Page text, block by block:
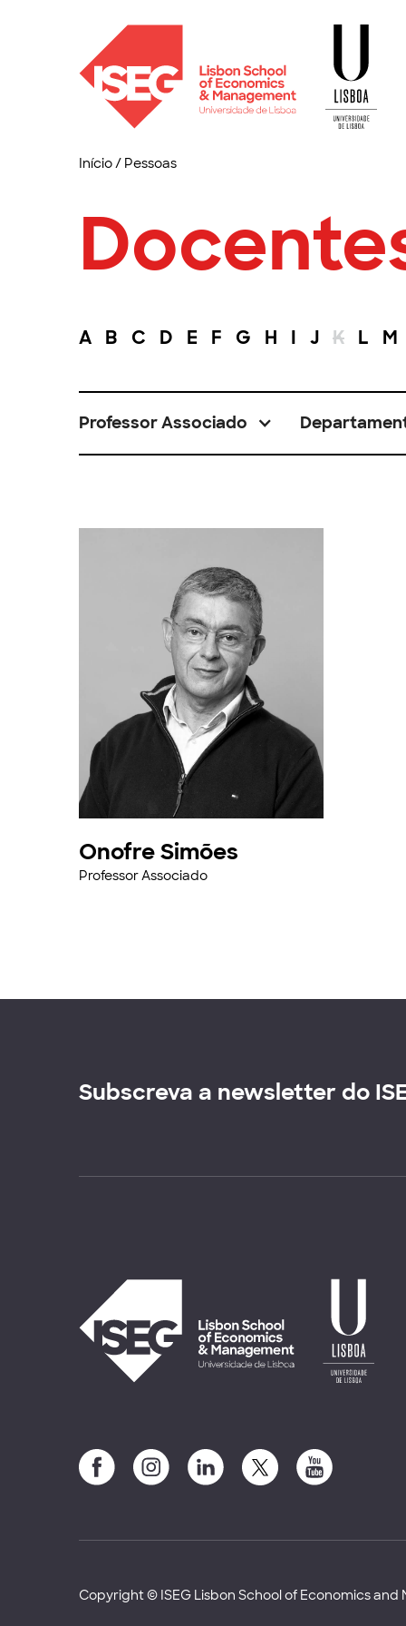
Início/ Pessoas
A B C D E F G H I J K L M
Professor Associado
Onofre Simões
Professor Associado
Subscreva a newsletter do
Copyright © ISEG Lisbon School of Economics and